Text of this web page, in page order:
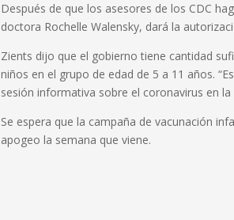
Después de que los asesores de los CDC
doctora Rochelle Walensky, dará la
Zients dijo que el gobierno tiene cantidad
niños en el grupo de edad de 5 a 11 años.
sesión informativa sobre el coronavirus en la
Se espera que la campaña de vacunación
apogeo la semana que viene.